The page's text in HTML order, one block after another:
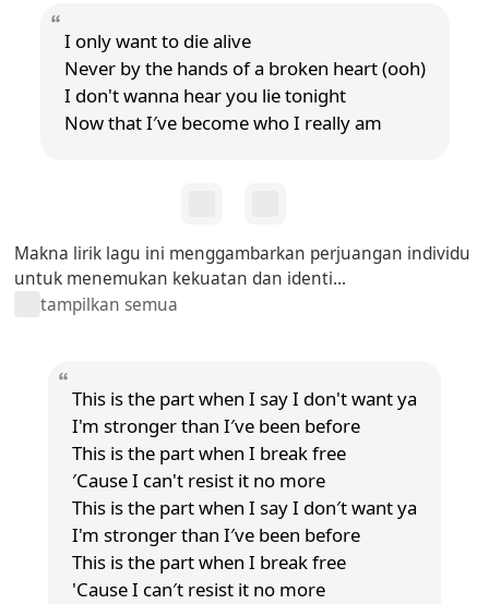
I only want to die alive
Never by the hands of a broken heart (ooh)
I don't wanna hear you lie tonight
Now that I′ve become who I really am
Makna lirik lagu ini menggambarkan perjuangan individu
untuk menemukan kekuatan dan identi...
tampilkan semua
This is the part when I say I don't want ya
I'm stronger than I′ve been before
This is the part when I break free
′Cause I can't resist it no more
This is the part when I say I don′t want ya
I'm stronger than I′ve been before
This is the part when I break free
'Cause I can′t resist it no more